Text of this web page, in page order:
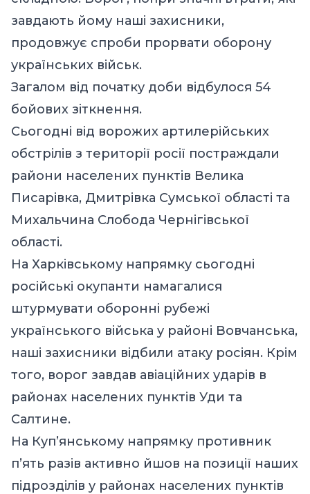
завдають йому наші захисники,
продовжує спроби прорвати оборону
українських військ.
Загалом від початку доби відбулося 54
бойових зіткнення.
Сьогодні від ворожих артилерійських
обстрілів з території росії постраждали
райони населених пунктів Велика
Писарівка, Дмитрівка Сумської області та
Михальчина Слобода Чернігівської
області.
На Харківському напрямку сьогодні
російські окупанти намагалися
штурмувати оборонні рубежі
українського війська у районі Вовчанська,
наші захисники відбили атаку росіян. Крім
того, ворог завдав авіаційних ударів в
районах населених пунктів Уди та
Салтине.
На Куп’янському напрямку противник
п’ять разів активно йшов на позиції наших
підрозділів у районах населених пунктів